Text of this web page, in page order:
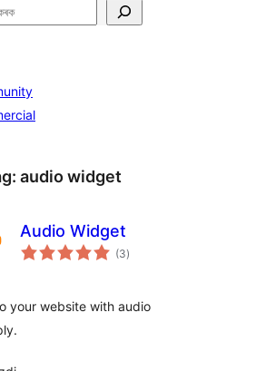
audio widget
Audio Widget
(3টা
মুঠ)
your website with audio